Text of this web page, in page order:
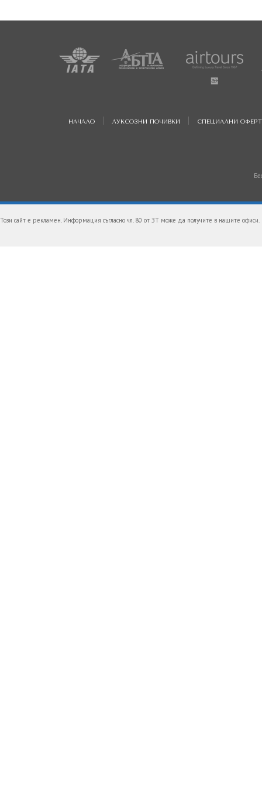
НАЧАЛО ЛУКСОЗНИ ПОЧИВКИ СПЕЦИАЛНИ
Този сайт е рекламен. Информация съгласно чл. 80 от ЗТ може да получите в нашите офиси.